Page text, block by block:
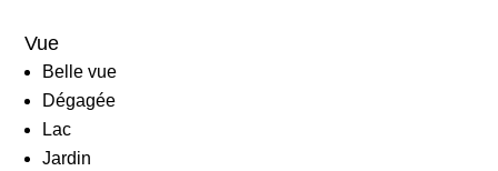
Vue
Belle vue
Dégagée
Lac
Jardin